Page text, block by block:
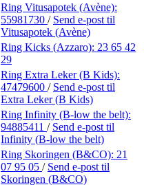
Ring Vitusapotek (Avène):
55981730 / Send e-post til
Vitusapotek (Avène)
Ring Kicks (Azzaro): 23 65 42
29
Ring Extra Leker (B Kids):
47479600 / Send e-post til
Extra Leker (B Kids)
Ring Infinity (B-low the belt):
94885411 / Send e-post til
Infinity (B-low the belt)
Ring Skoringen (B&CO): 21
07 95 05 / Send e-post til
Skoringen (B&CO)